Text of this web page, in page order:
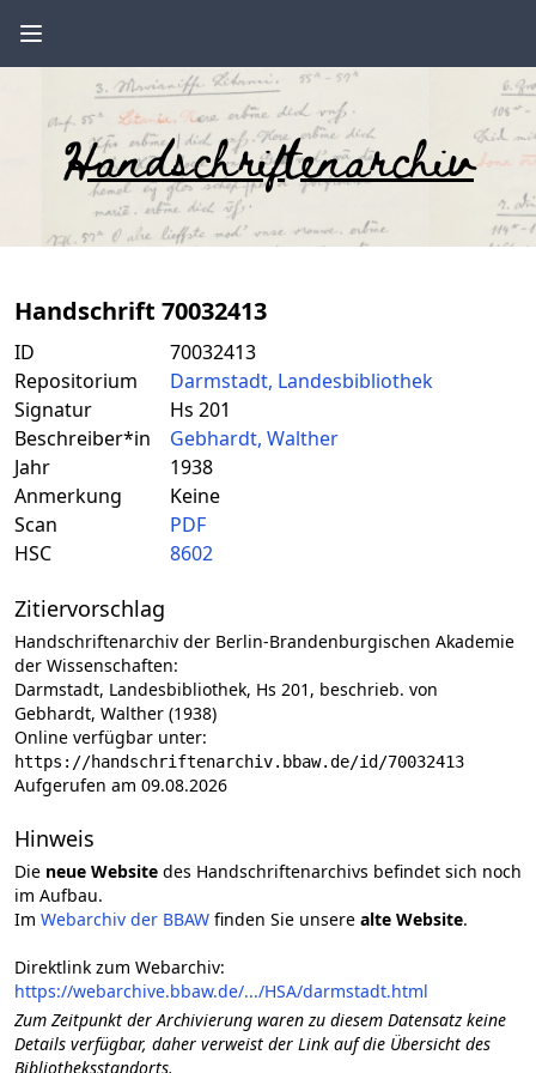
Handschriftenarchiv
Handschrift 70032413
ID
70032413
Repositorium
Darmstadt, Landesbibliothek
Signatur
Hs 201
Beschreiber*in
Gebhardt, Walther
Jahr
1938
Anmerkung
Keine
Scan
PDF
HSC
8602
Zitiervorschlag
Handschriftenarchiv der Berlin-Brandenburgischen Akademie
der Wissenschaften:
Darmstadt, Landesbibliothek, Hs 201, beschrieb. von
Gebhardt, Walther (1938)
Online verfügbar unter:
https://handschriftenarchiv.bbaw.de/id/70032413
Aufgerufen am 09.08.2026
Hinweis
Die neue Website des Handschriftenarchivs befindet sich noch
im Aufbau.
Im Webarchiv der BBAW finden Sie unsere alte Website.
Direktlink zum Webarchiv:
https://webarchive.bbaw.de/.../HSA/darmstadt.html
Zum Zeitpunkt der Archivierung waren zu diesem Datensatz keine
Details verfügbar, daher verweist der Link auf die Übersicht des
Bibliotheksstandorts.